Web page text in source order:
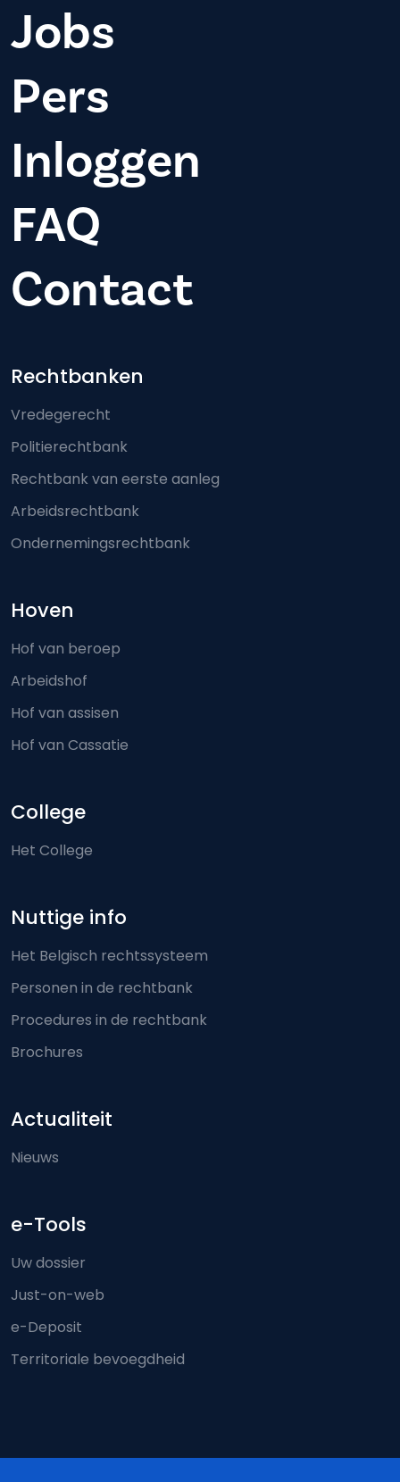
Jobs
Pers
Inloggen
FAQ
Contact
Footer-menu
Rechtbanken
Vredegerecht
Politierechtbank
Rechtbank van eerste aanleg
Arbeidsrechtbank
Ondernemingsrechtbank
Hoven
Hof van beroep
Arbeidshof
Hof van assisen
Hof van Cassatie
College
Het College
Nuttige info
Het Belgisch rechtssysteem
Personen in de rechtbank
Procedures in de rechtbank
Brochures
Actualiteit
Nieuws
e-Tools
Uw dossier
Just-on-web
e-Deposit
Territoriale bevoegdheid